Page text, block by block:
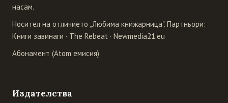
насам.
Носител на отличието „Любима книжарница". Партньори:
Книги завинаги · The Rebeat · Newmedia21.eu
Абонамент (Atom емисия)
Издателства